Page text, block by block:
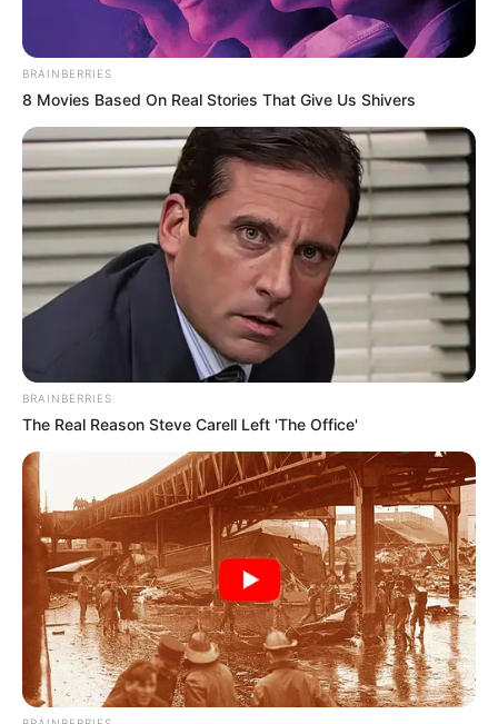
BRAINBERRIES
8 Movies Based On Real Stories That Give Us Shivers
BRAINBERRIES
The Real Reason Steve Carell Left 'The Office'